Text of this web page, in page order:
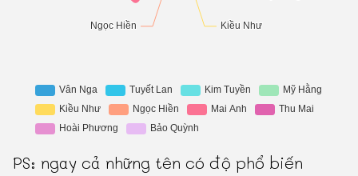
PS: ngay cả những tên có độ phổ biến